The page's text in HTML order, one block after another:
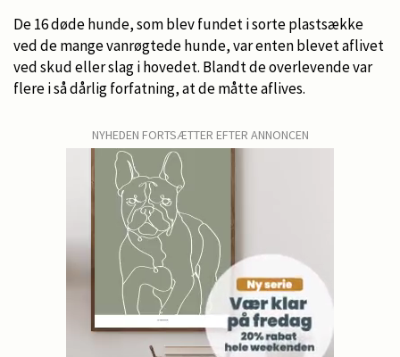
De 16 døde hunde, som blev fundet i sorte plastsække
ved de mange vanrøgtede hunde, var enten blevet aflivet
ved skud eller slag i hovedet. Blandt de overlevende var
flere i så dårlig forfatning, at de måtte aflives.
NYHEDEN FORTSÆTTER EFTER ANNONCEN